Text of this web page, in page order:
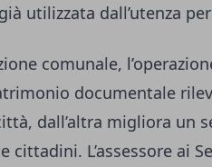
utilizzata dall’utenza per
comunale,
documentale
dall’altra migliora un
cittadini. L’assessore ai